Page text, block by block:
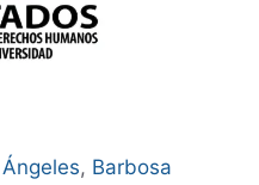
, Barbosa